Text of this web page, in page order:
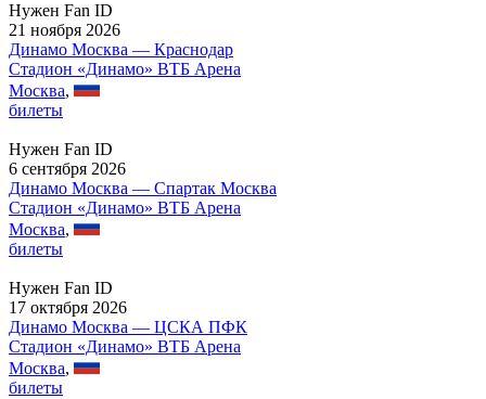
Нужен Fan ID
21 ноября 2026
Динамо Москва — Краснодар
Стадион «Динамо» ВТБ Арена
Москва,
билеты
Нужен Fan ID
6 сентября 2026
Динамо Москва — Спартак Москва
Стадион «Динамо» ВТБ Арена
Москва,
билеты
Нужен Fan ID
17 октября 2026
Динамо Москва — ЦСКА ПФК
Стадион «Динамо» ВТБ Арена
Москва,
билеты